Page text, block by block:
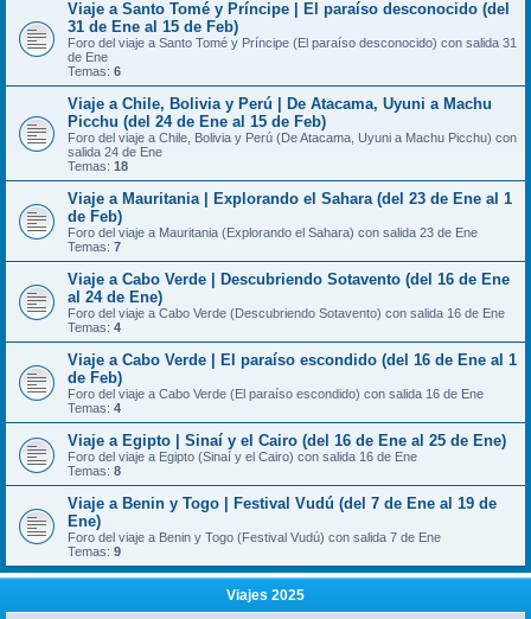
Viaje a Santo Tomé y Príncipe | El paraíso desconocido (del
31 de Ene al 15 de Feb)
Foro del viaje a Santo Tomé y Príncipe (El paraíso desconocido) con salida 31
de Ene
Temas: 6
Viaje a Chile, Bolivia y Perú | De Atacama, Uyuni a Machu
Picchu (del 24 de Ene al 15 de Feb)
Foro del viaje a Chile, Bolivia y Perú (De Atacama, Uyuni a Machu Picchu) con
salida 24 de Ene
Temas: 18
Viaje a Mauritania | Explorando el Sahara (del 23 de Ene al 1
de Feb)
Foro del viaje a Mauritania (Explorando el Sahara) con salida 23 de Ene
Temas: 7
Viaje a Cabo Verde | Descubriendo Sotavento (del 16 de Ene
al 24 de Ene)
Foro del viaje a Cabo Verde (Descubriendo Sotavento) con salida 16 de Ene
Temas: 4
Viaje a Cabo Verde | El paraíso escondido (del 16 de Ene al 1
de Feb)
Foro del viaje a Cabo Verde (El paraíso escondido) con salida 16 de Ene
Temas: 4
Viaje a Egipto | Sinaí y el Cairo (del 16 de Ene al 25 de Ene)
Foro del viaje a Egipto (Sinaí y el Cairo) con salida 16 de Ene
Temas: 8
Viaje a Benin y Togo | Festival Vudú (del 7 de Ene al 19 de
Ene)
Foro del viaje a Benin y Togo (Festival Vudú) con salida 7 de Ene
Temas: 9
Viajes 2025